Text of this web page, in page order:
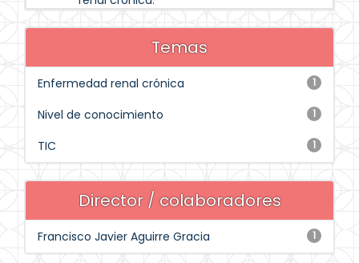
Temas
1
Enfermedad renal crónica
1
Nivel de conocimiento
1
TIC
Director / colaboradores
1
Francisco Javier Aguirre Gracia